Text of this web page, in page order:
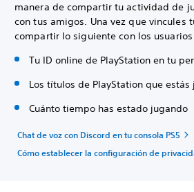
manera de compartir tu actividad de
con tus amigos. Una vez que vincules
compartir lo siguiente con los
Tu ID online de PlayStation en tu
Los títulos de PlayStation que estás
Cuánto tiempo has estado jugando
Chat de voz con Discord en tu consola PS5
Cómo establecer la configuración de